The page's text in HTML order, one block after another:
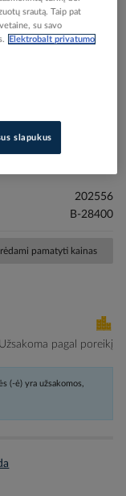
nuotraukoje
[pak. po 2
202556
B-28400
pamatyti kainas
Užsakoma pagal poreikį
(-ė) yra užsakomos,
srautą. Taip pat
su savo
Elektrobalt privatumo
slapukus